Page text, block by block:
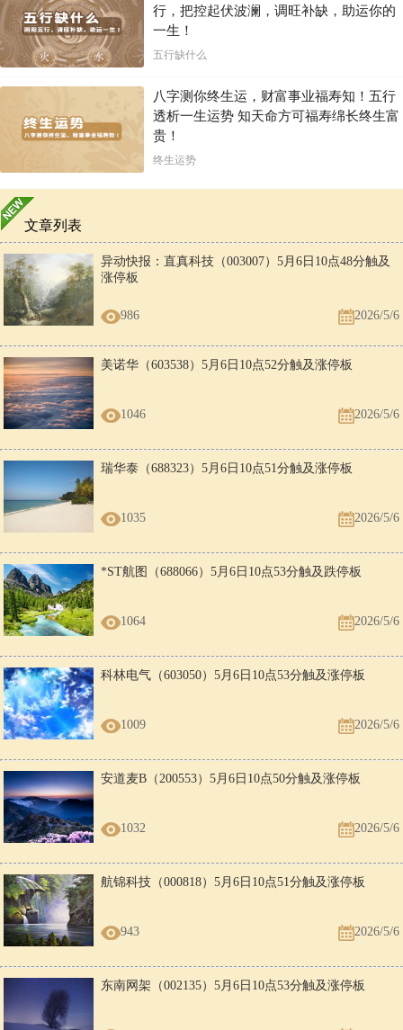
行，把控起伏波澜，调旺补缺，助运你的
一生！
五行缺什么
八字测你终生运，财富事业福寿知！五行
透析一生运势 知天命方可福寿绵长终生富
贵！
终生运势
文章列表
异动快报：直真科技（003007）5月6日10点48分触及
涨停板
986 2026/5/6
美诺华（603538）5月6日10点52分触及涨停板
1046 2026/5/6
瑞华泰（688323）5月6日10点51分触及涨停板
1035 2026/5/6
*ST航图（688066）5月6日10点53分触及跌停板
1064 2026/5/6
科林电气（603050）5月6日10点53分触及涨停板
1009 2026/5/6
安道麦B（200553）5月6日10点50分触及涨停板
1032 2026/5/6
航锦科技（000818）5月6日10点51分触及涨停板
943 2026/5/6
东南网架（002135）5月6日10点53分触及涨停板